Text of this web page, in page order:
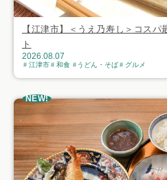
【江津市】＜うえ乃寿し＞コス
ト
2026.08.07
江津市 和食 うどん・そば グルメ
NEW!